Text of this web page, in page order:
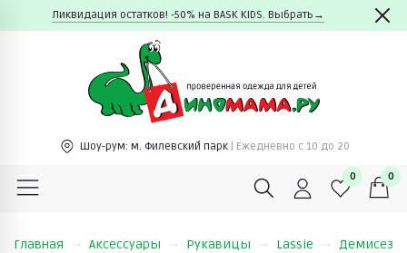
Ликвидация остатков! -50% на BASK KIDS. Выбрать→
Шоу-рум: м. Филевский парк | Ежедневно c 10 до 20
0 0
Главная Аксессуары Рукавицы Lassie